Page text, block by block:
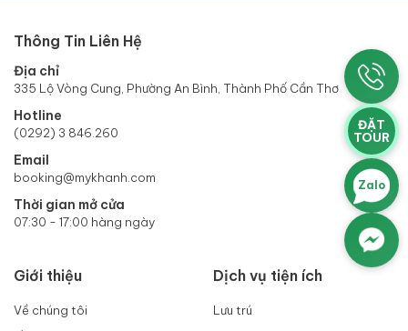
Thông Tin Liên Hệ
Địa chỉ
335 Lộ Vòng Cung, Phường An Bình, Thành Phố Cần Thơ
Hotline
(0292) 3 846.260
Email
booking@mykhanh.com
Thời gian mở cửa
07:30 - 17:00 hàng ngày
Giới thiệu
Về chúng tôi
Dịch vụ tiện ích
Lưu trú
ĐẶT
TOUR
Zalo